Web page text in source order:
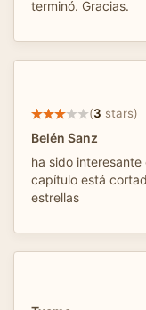
terminó. Gracias.
(3 stars)
Belén Sanz
ha sido
capítulo está
estrellas